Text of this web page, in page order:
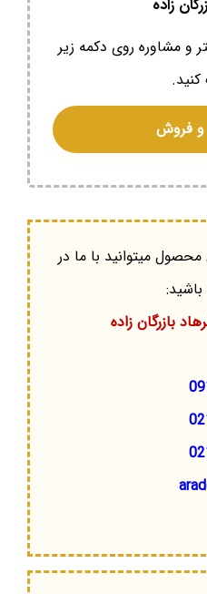
زاده
و مشاوره روی دکمه زیر
و فروش
میتوانید با ما در
باشید:
بازرگان زاده